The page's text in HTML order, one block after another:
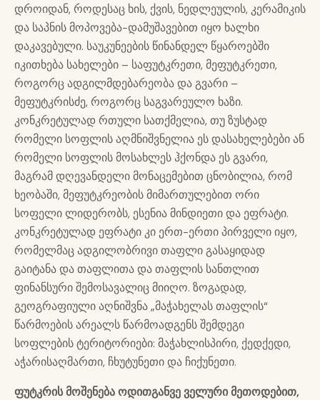
დროიდან, როდესაც ხის, ქვის, ნედლეულის, კერამიკის
და საპნის მოპოვება-დამუშავებით იყო ხალხი
დაკავებული. საუკუნეების წინანდელ წყაროებში
იკითხება სახელები – საფუტკრეთი, მეფუტკრეთი,
როგორც ადგილმდებარეობა და გვარი –
მეფუტკრისძე, როგორც საგვარეულო ხაზი.
კონკრეტულად რთული სათქმელია, თუ ზუსტად
რომელი სოფლის აღმნიშვნელია ეს დასახელებები ან
რომელი სოფლის მოსახლეს ჰქონდა ეს გვარი,
მაგრამ დღევანდელი მონაცემებით ცნობილია, რომ
ხეობაში, მეფუტკრეობის მიმართულებით ორი
სოფელი ლიდერობს, ესენია მინდიეთი და ეფრატი.
კონკრეტულად ეფრატი კი ერთ-ერთი პირველი იყო,
რომელმაც ადგილობრივი თაფლი გასაყიდად
გაიტანა და თაფლითა და თაფლის სანთლით
ფინანსური შემოსავალიც მიიღო. ზოგადად,
გეოგრაფიული აღნიშვნა „მაჭახელას თაფლის“
წარმოების არეალს წარმოადგენს შემდეგი
სოფლების ტერიტორიები: მაჭახლისპირი, ქედქედი,
აჭარისაღმართი, ჩხუტუნეთი და ჩიქუნეთი.
ფუტკრის მოშენება ოდითგანვე ველური მეთოდებით,